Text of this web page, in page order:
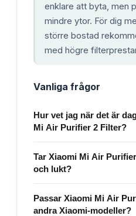
enklare att byta, men
mindre ytor. För dig
större bostad
med högre
Vanliga frågor
Hur vet jag när det är
Mi Air Purifier 2 Filter?
Tar Xiaomi Mi Air
och lukt?
Passar Xiaomi Mi Air
andra Xiaomi-modeller?